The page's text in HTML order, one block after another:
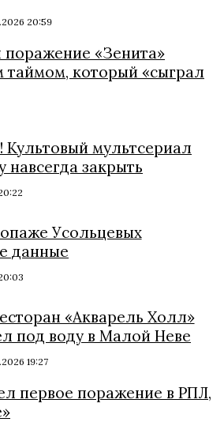
20:59
«Зенита»
который «сыграл
мультсериал
навсегда закрыть
Усольцевых
данные
«Акварель Холл»
под воду в Малой Неве
19:27
первое поражение в РПЛ,